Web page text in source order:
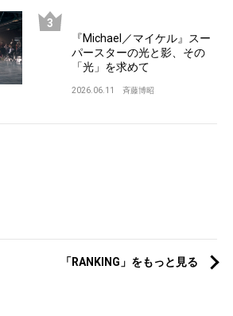
『Michael／マイケル』スー
パースターの光と影、その
「光」を求めて
2026.06.11 斉藤博昭
「RANKING」をもっと見る